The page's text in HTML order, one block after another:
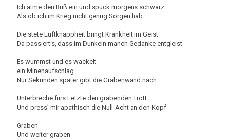
Ich atme den Ruß ein und spuck morgens schwarz
Als ob ich im Krieg nicht genug Sorgen hab
Die stete Luftknappheit bringt Krankheit im Geist
Da passiert‘s, dass im Dunkeln manch Gedanke entgleist
Es wummst und es wackelt
ein Minenaufschlag
Nur Sekunden später gibt die Grabenwand nach
Unterbreche fürs Letzte den grabenden Trott
Und press’ mir apathisch die Null-Acht an den Kopf
Graben
Und weiter graben